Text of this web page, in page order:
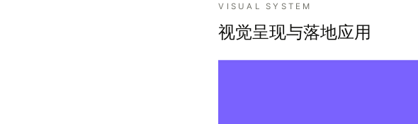
VISUAL SYSTEM
视觉呈现与落地应用